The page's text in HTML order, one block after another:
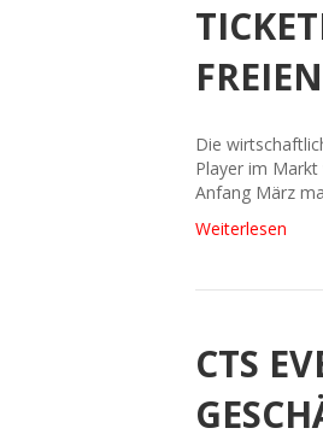
Die
Player im
Anfang März
Weiterlesen
CTS